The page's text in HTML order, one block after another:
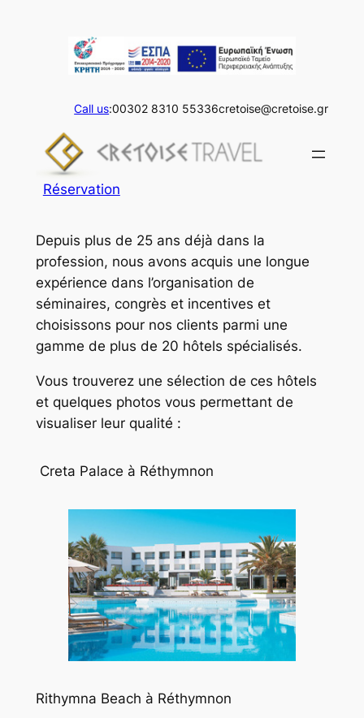
Call us:00302 8310 55336cretoise@cretoise.gr
Réservation
Depuis plus de 25 ans déjà dans la
profession, nous avons acquis une longue
expérience dans l’organisation de
séminaires, congrès et incentives et
choisissons pour nos clients parmi une
gamme de plus de 20 hôtels spécialisés.
Vous trouverez une sélection de ces hôtels
et quelques photos vous permettant de
visualiser leur qualité :
Creta Palace à Réthymnon
Rithymna Beach à Réthymnon